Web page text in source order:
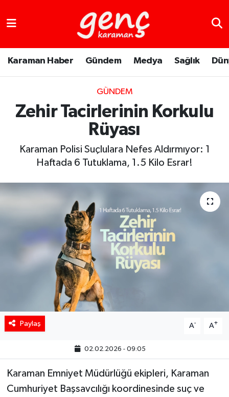
Karaman Haber Gündem Medya Sağlık
GÜNDEM
Zehir Tacirlerinin Korkulu
Rüyası
Karaman Polisi Suçlulara Nefes Aldırmıyor: 1
Haftada 6 Tutuklama, 1.5 Kilo Esrar!
Paylaş A- A+
02.02.2026 - 09:05
Karaman Emniyet Müdürlüğü ekipleri, Karaman
Cumhuriyet Başsavcılığı koordinesinde suç ve